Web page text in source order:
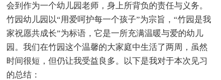
会到作为一个幼儿园老师，身上所背负的责任与义务。
竹园幼儿园以“用爱呵护每一个孩子”为宗旨，“竹园是我
家祝愿共成长”为标语，它是一所充满温暖与爱的幼儿
园。我们在竹园这个温馨的大家庭中生活了两周，虽然
时间很短，但仍让我受益良多。以下是我对于本次见习
的总结：